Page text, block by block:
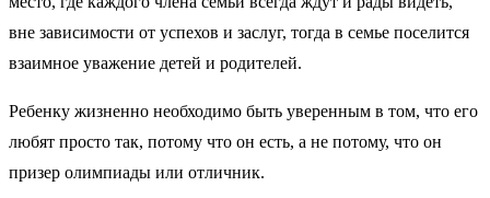
вне зависимости от успехов и заслуг, тогда в семье поселится
взаимное уважение детей и родителей.
Ребенку жизненно необходимо быть уверенным в том, что его
любят просто так, потому что он есть, а не потому, что он
призер олимпиады или отличник.